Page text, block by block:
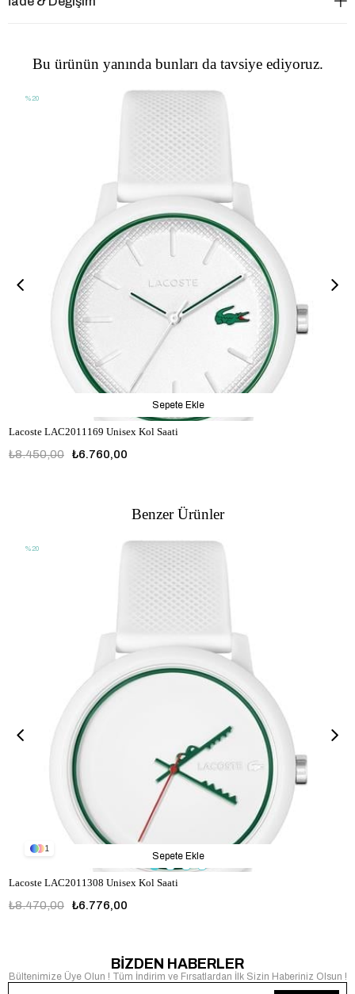
Bu ürünün yanında bunları da tavsiye ediyoruz.
Lacoste LAC2011169 Unisex Kol Saati
₺6.760,00
₺8.450,00
Sepete Ekle
%20
Benzer Ürünler
1
Lacoste LAC2011308 Unisex Kol Saati
₺6.776,00
₺8.470,00
Sepete Ekle
%20
BİZDEN HABERLER
Bültenimize Üye Olun ! Tüm İndirim ve Fırsatlardan İlk Sizin Haberiniz Olsun !